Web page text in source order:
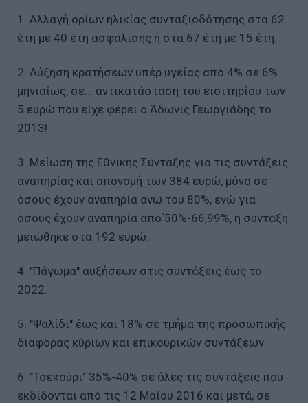
1. Αλλαγή ορίων ηλικίας συνταξιοδότησης στα 62
έτη με 40 έτη ασφάλισης ή στα 67 έτη με 15 έτη.
2. Αύξηση κρατήσεων υπέρ υγείας από 4% σε 6%
μηνιαίως, σε... αντικατάσταση του εισιτηρίου των
5 ευρώ που είχε φέρει ο Άδωνις Γεωργιάδης το
2013!
3. Μείωση της Εθνικής Σύνταξης για τις συντάξεις
αναπηρίας και απονομή των 384 ευρώ, μόνο σε
όσους έχουν αναπηρία άνω του 80%, ενώ για
όσους έχουν αναπηρία απο΄50%-66,99%, η σύνταξη
μειώθηκε στα 192 ευρώ.
4. "Πάγωμα" αυξήσεων στις συντάξεις έως το
2022.
5. "Ψαλίδι" έως και 18% σε τμήμα της προσωπικής
διαφοράς κύριων και επικουρικών συντάξεων.
6. "Τσεκούρι" 35%-40% σε όλες τις συντάξεις που
εκδίδονται από τις 12 Μαίου 2016 και μετά, σε